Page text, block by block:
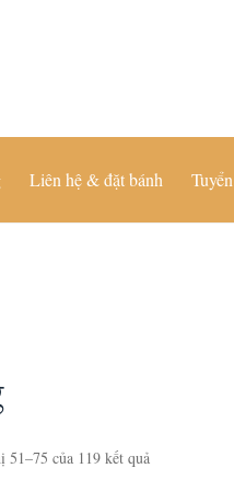
Liên hệ & đặt bánh
51–75 của 119 kết quả